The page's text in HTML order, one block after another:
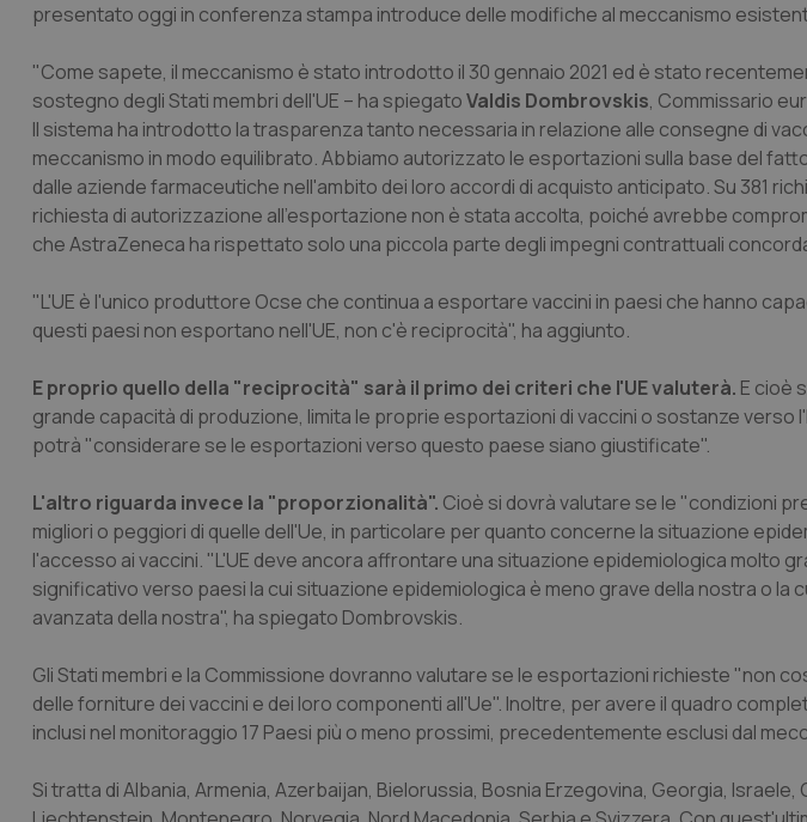
presentato oggi in conferenza stampa introduce delle modifiche al meccanismo
"Come sapete, il meccanismo è stato introdotto il 30 gennaio 2021 ed è stato
sostegno degli Stati membri dell'UE – ha spiegatoValdis Dombrovskis, Commissario
Il sistema ha introdotto la trasparenza tanto necessaria in relazione alle consegne di
meccanismo in modo equilibrato. Abbiamo autorizzato le esportazioni sulla base del
dalle aziende farmaceutiche nell'ambito dei loro accordi di acquisto anticipato. Su 381
richiesta di autorizzazione all'esportazione non è stata accolta, poiché avrebbe
che AstraZeneca ha rispettato solo una piccola parte degli impegni contrattuali
"L'UE è l'unico produttore Ocse che continua a esportare vaccini in paesi che hanno
questi paesi non esportano nell'UE, non c'è reciprocità", ha aggiunto.
E proprio quello della "reciprocità" sarà il primo dei criteri che l'UE valuterà. E cioè
grande capacità di produzione, limita le proprie esportazioni di vaccini o sostanze verso
potrà "considerare se le esportazioni verso questo paese siano giustificate".
L'altro riguarda invece la "proporzionalità". Cioè si dovrà valutare se le "condizioni
migliori o peggiori di quelle dell'Ue, in particolare per quanto concerne la situazione
l'accesso ai vaccini. "L'UE deve ancora affrontare una situazione epidemiologica molto
significativo verso paesi la cui situazione epidemiologica è meno grave della nostra o la
avanzata della nostra", ha spiegato Dombrovskis.
Gli Stati membri e la Commissione dovranno valutare se le esportazioni richieste "non
delle forniture dei vaccini e dei loro componenti all'Ue". Inoltre, per avere il quadro
inclusi nel monitoraggio 17 Paesi più o meno prossimi, precedentemente esclusi dal
Si tratta di Albania, Armenia, Azerbaijan, Bielorussia, Bosnia Erzegovina, Georgia, Israele,